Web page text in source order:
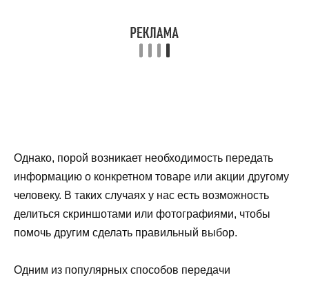
Однако, порой возникает необходимость передать
информацию о конкретном товаре или акции другому
человеку. В таких случаях у нас есть возможность
делиться скриншотами или фотографиями, чтобы
помочь другим сделать правильный выбор.
Одним из популярных способов передачи